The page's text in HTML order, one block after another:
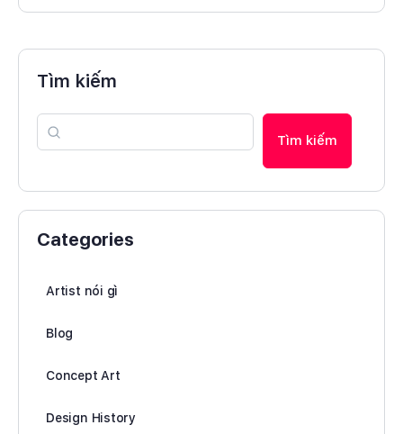
Tìm kiếm
Tìm kiếm
Categories
Artist nói gì
Blog
Concept Art
Design History